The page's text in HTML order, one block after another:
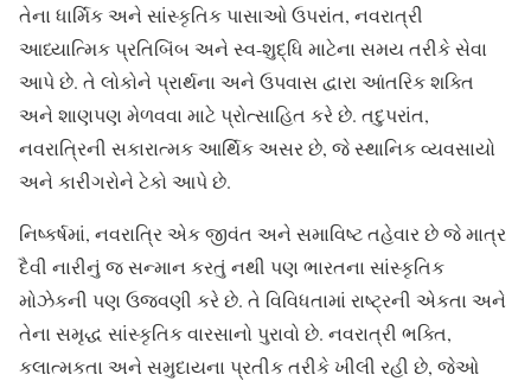
તેના ધાર્મિક અને સાંસ્કૃતિક પાસાઓ ઉપરાંત, નવરાત્રી
આધ્યાત્મિક પ્રતિબિંબ અને સ્વ-શુદ્ધિ માટેના સમય તરીકે સેવા
આપે છે. તે લોકોને પ્રાર્થના અને ઉપવાસ દ્વારા આંતરિક શક્તિ
અને શાણપણ મેળવવા માટે પ્રોત્સાહિત કરે છે. તદુપરાંત,
નવરાત્રિની સકારાત્મક આર્થિક અસર છે, જે સ્થાનિક વ્યવસાયો
અને કારીગરોને ટેકો આપે છે.
નિષ્કર્ષમાં, નવરાત્રિ એક જીવંત અને સમાવિષ્ટ તહેવાર છે જે માત્ર
દૈવી નારીનું જ સન્માન કરતું નથી પણ ભારતના સાંસ્કૃતિક
મોઝેકની પણ ઉજવણી કરે છે. તે વિવિધતામાં રાષ્ટ્રની એકતા અને
તેના સમૃદ્ધ સાંસ્કૃતિક વારસાનો પુરાવો છે. નવરાત્રી ભક્તિ,
કલાત્મકતા અને સમુદાયના પ્રતીક તરીકે ખીલી રહી છે, જેઓ